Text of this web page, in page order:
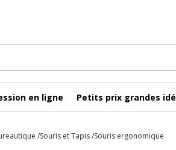
en ligne Petits prix grandes
Souris et Tapis Souris ergonomique